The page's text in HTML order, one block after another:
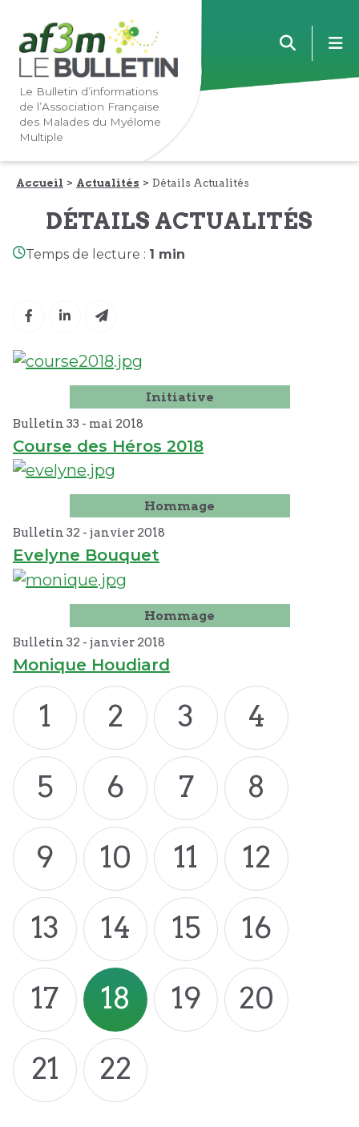
Lien
vers
navigation
principale
Lien
vers
contenu
principal
Le Bulletin d’informations
de l’Association Française
des Malades du Myélome
Multiple
Accueil Actualités Détails Actualités
DÉTAILS ACTUALITÉS
Temps de lecture : 1 min
Initiative
Bulletin 33 - mai 2018
Course des Héros 2018
Hommage
Bulletin 32 - janvier 2018
Evelyne Bouquet
Hommage
Bulletin 32 - janvier 2018
Monique Houdiard
1 2 3
4
5
6 7
8
9
10 11
12
13
14 15
16
17
18 19
20
21
22